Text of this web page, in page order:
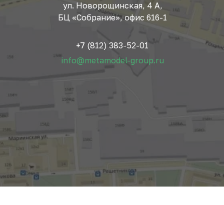
info@metamodel-group.ru
+7 (812) 383-52-01
ул. Новорощинская, 4 А,
БЦ «Собрание», офис 616-1